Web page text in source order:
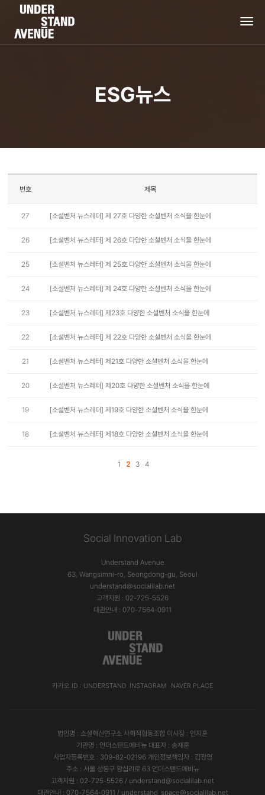
ESG뉴스
번호 제목
27 [소셜벤처 뉴스레터] 제 27호 다양한 소셜벤처 소식을 한눈에
26 [소셜벤처 뉴스레터] 제 26호 다양한 소셜벤처 소식을 한눈에
25 [소셜벤처 뉴스레터] 제 25호 다양한 소셜벤처 소식을 한눈에
24 [소셜벤처 뉴스레터] 제 24호 다양한 소셜벤처 소식을 한눈에
23 [소셜벤처 뉴스레터] 제23호 다양한 소셜벤처 소식을 한눈에
22 [소셜벤처 뉴스레터] 제 22호 다양한 소셜벤처 소식을 한눈에
21 [소셜벤처 뉴스레터] 제21호 다양한 소셜벤처 소식을 한눈에
20 [소셜벤처 뉴스레터] 제20호 다양한 소셜벤처 소식을 한눈에
19 [소셜벤처 뉴스레터] 제19호 다양한 소셜벤처 소식을 한눈에
18 [소셜벤처 뉴스레터] 제18호 다양한 소셜벤처 소식을 한눈에
1 2 3 4
Social Innovation Lab
Understand Avenue
63, Wangsimni-ro, Seongdong-gu, Seoul
understand@socialilab.net
고객지원 : 02-725-5526
대관안내 : 070-7564-0911
카카오 ID : UNDERSTAND INSTAGRAM NAVER PLACE
법인명 : 소셜혁신연구소 사회적협동조합 이사장 : 안지훈
기관명 : 언더스탠드에비뉴 대표자 : 송재훈
사업자등록번호 : 309-82-02196 개인정보책임자 : 김광영
주소 : 서울 성동구 왕십리로 63 언더스탠드에비뉴
고객지원 : 02-725-5526 / understand@socialilab.net
대관안내 : 070-7564-0911 / understand_space@socialilab.net